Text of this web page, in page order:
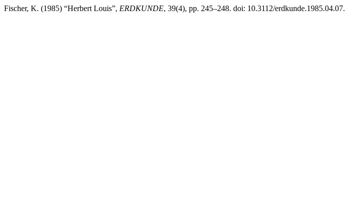
Fischer, K. (1985) “Herbert Louis”, ERDKUNDE, 39(4), pp. 245–248. doi: 10.3112/erdkunde.1985.04.07.